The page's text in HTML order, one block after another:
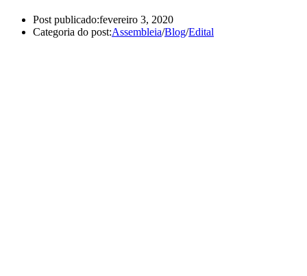
Post publicado:fevereiro 3, 2020
Categoria do post:Assembleia/Blog/Edital